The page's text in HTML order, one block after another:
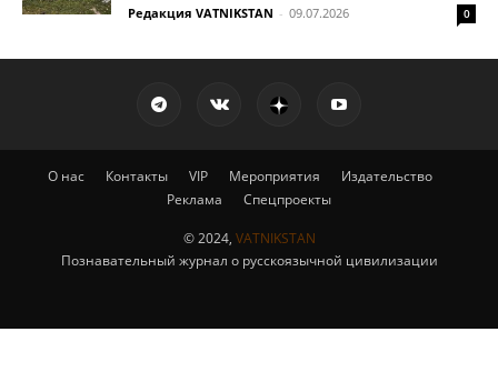
Редакция VATNIKSTAN - 09.07.2026 0
О нас Контакты VIP Мероприятия
Издательство
Реклама
Спецпроекты
© 2024, VATNIKSTAN
Познавательный журнал о русскоязычной цивилизации